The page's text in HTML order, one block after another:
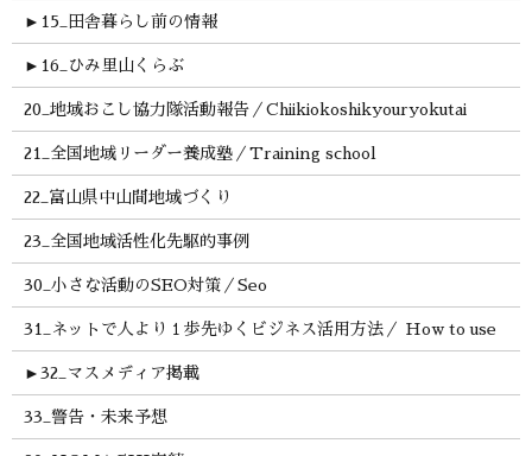
► 15_田舎暮らし前の情報
► 16_ひみ里山くらぶ
20_地域おこし協力隊活動報告／Chiikiokoshikyouryokutai
21_全国地域リーダー養成塾／Training school
22_富山県中山間地域づくり
23_全国地域活性化先駆的事例
30_小さな活動のSEO対策／Seo
31_ネットで人より１歩先ゆくビジネス活用方法／ How to use
► 32_マスメディア掲載
33_警告・未来予想